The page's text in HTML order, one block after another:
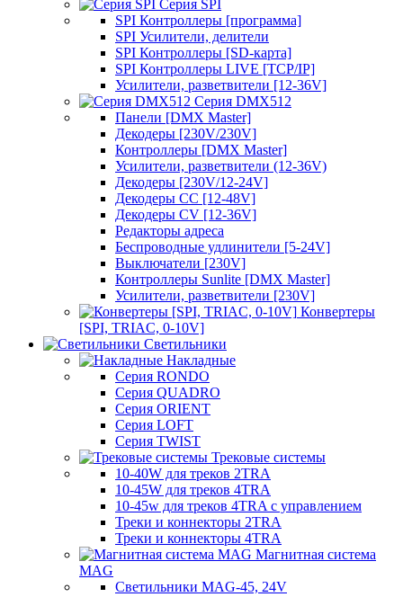
Серия SPI
SPI Контроллеры [программа]
SPI Усилители, делители
SPI Контроллеры [SD-карта]
SPI Контроллеры LIVE [TCP/IP]
Усилители, разветвители [12-36V]
Серия DMX512
Панели [DMX Master]
Декодеры [230V/230V]
Контроллеры [DMX Master]
Усилители, разветвители (12-36V)
Декодеры [230V/12-24V]
Декодеры CC [12-48V]
Декодеры CV [12-36V]
Редакторы адреса
Беспроводные удлинители [5-24V]
Выключатели [230V]
Контроллеры Sunlite [DMX Master]
Усилители, разветвители [230V]
Конвертеры
[SPI, TRIAC, 0-10V]
Светильники
Накладные
Серия RONDO
Серия QUADRO
Серия ORIENT
Серия LOFT
Серия TWIST
Трековые системы
10-40W для треков 2TRA
10-45W для треков 4TRA
10-45w для треков 4TRA с управлением
Треки и коннекторы 2TRA
Треки и коннекторы 4TRA
Магнитная система
MAG
Светильники MAG-45, 24V